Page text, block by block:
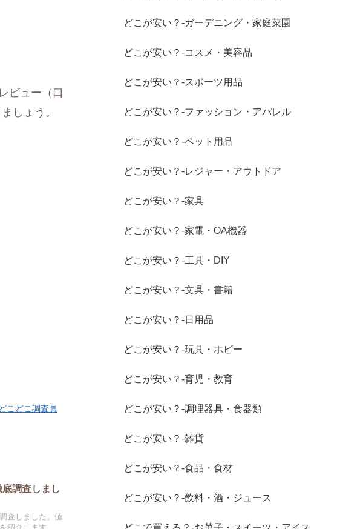
ビュー（口
しょう。
どこどこ調査員
調査しまし
査しました。値
どこが安い？-ガーデニング・家庭菜園
どこが安い？-コスメ・美容品
どこが安い？-スポーツ用品
どこが安い？-ファッション・アパレル
どこが安い？-ペット用品
どこが安い？-レジャー・アウトドア
どこが安い？-家具
どこが安い？-家電・OA機器
どこが安い？-工具・DIY
どこが安い？-文具・書籍
どこが安い？-日用品
どこが安い？-玩具・ホビー
どこが安い？-育児・教育
どこが安い？-調理器具・食器類
どこが安い？-雑貨
どこが安い？-食品・食材
どこが安い？-飲料・酒・ジュース